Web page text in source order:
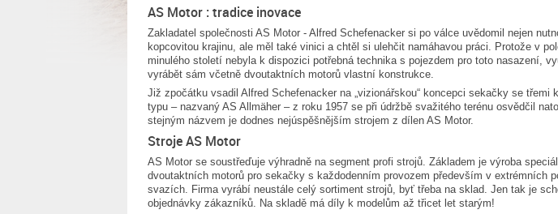
AS Motor : tradice inovace
Zakladatel společnosti AS Motor - Alfred Schefenacker si po válce uvědomil nejen
kopcovitou krajinu, ale měl také vinici a chtěl si ulehčit namáhavou práci. Protože v
minulého století nebyla k dispozici potřebná technika s pojezdem pro toto nasazení,
vyrábět sám včetně dvoutaktních motorů vlastní konstrukce.
Již zpočátku vsadil Alfred Schefenacker na „vizionářskou“ koncepci sekačky se třemi
typu – nazvaný AS Allmäher – z roku 1957 se při údržbě svažitého terénu osvědčil
stejným názvem je dodnes nejúspěšnějším strojem z dílen AS Motor.
Stroje AS Motor
AS Motor se soustřeďuje výhradně na segment profi strojů. Základem je výroba
dvoutaktních motorů pro sekačky s každodenním provozem především v extrémních
svazích. Firma vyrábí neustále celý sortiment strojů, byť třeba na sklad. Jen tak je
objednávky zákazníků. Na skladě má díly k modelům až třicet let starým!